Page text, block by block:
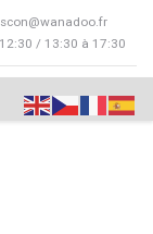
/ 13:30 à 17:30